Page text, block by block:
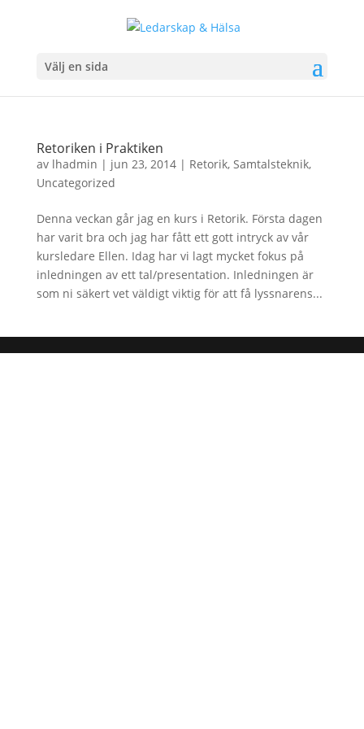
Välj en sida
Retoriken i Praktiken
av lhadmin | jun 23, 2014| Retorik, Samtalsteknik,
Uncategorized
Denna veckan går jag en kurs i Retorik. Första dagen
har varit bra och jag har fått ett gott intryck av vår
kursledare Ellen. Idag har vi lagt mycket fokus på
inledningen av ett tal/presentation. Inledningen är
som ni säkert vet väldigt viktig för att få lyssnarens...